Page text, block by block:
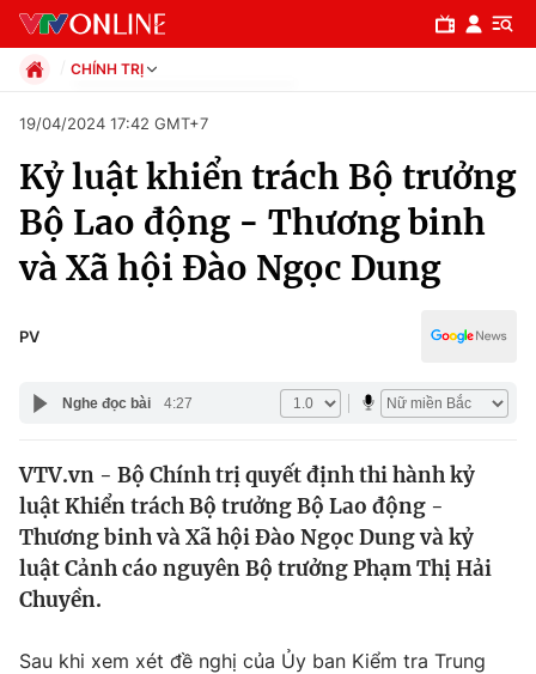
Chuyên mục
Chính trị
Thế giới
Tin tức
Thế giới đó đây
Câu chuyện quốc tế
Kinh tế
Dữ liệu và đời sống
CHÍNH TRỊ
Xã hội
Pháp luật
Kinh tế
Thể thao
Truyền hình
Văn hóa - Giải trí
Giáo dục
19/04/2024 17:42 GMT+7
Kỷ luật khiển trách Bộ trưởng
Bộ Lao động - Thương binh
và Xã hội Đào Ngọc Dung
PV
Nghe đọc bài 4:27
VTV.vn - Bộ Chính trị quyết định thi hành kỷ
luật Khiển trách Bộ trưởng Bộ Lao động -
Thương binh và Xã hội Đào Ngọc Dung và kỷ
luật Cảnh cáo nguyên Bộ trưởng Phạm Thị Hải
Chuyền.
Sau khi xem xét đề nghị của Ủy ban Kiểm tra Trung